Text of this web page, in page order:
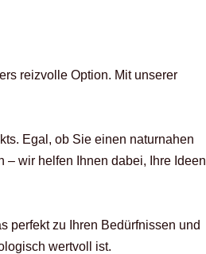
reizvolle Option. Mit unserer
Egal, ob Sie einen naturnahen
– wir helfen Ihnen dabei, Ihre Ideen
perfekt zu Ihren Bedürfnissen und
wertvoll ist.